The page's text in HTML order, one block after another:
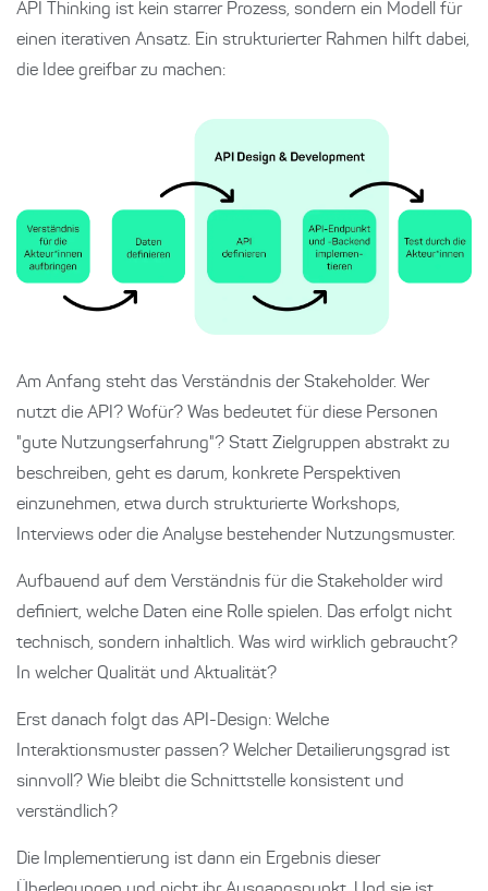
API Thinking ist kein starrer Prozess, sondern ein Modell für
einen iterativen Ansatz. Ein strukturierter Rahmen hilft dabei,
die Idee greifbar zu machen:
Am Anfang steht das Verständnis der Stakeholder. Wer
nutzt die API? Wofür? Was bedeutet für diese Personen
"gute Nutzungserfahrung"? Statt Zielgruppen abstrakt zu
beschreiben, geht es darum, konkrete Perspektiven
einzunehmen, etwa durch strukturierte Workshops,
Interviews oder die Analyse bestehender Nutzungsmuster.
Aufbauend auf dem Verständnis für die Stakeholder wird
definiert, welche Daten eine Rolle spielen. Das erfolgt nicht
technisch, sondern inhaltlich. Was wird wirklich gebraucht?
In welcher Qualität und Aktualität?
Erst danach folgt das API-Design: Welche
Interaktionsmuster passen? Welcher Detailierungsgrad ist
sinnvoll? Wie bleibt die Schnittstelle konsistent und
verständlich?
Die Implementierung ist dann ein Ergebnis dieser